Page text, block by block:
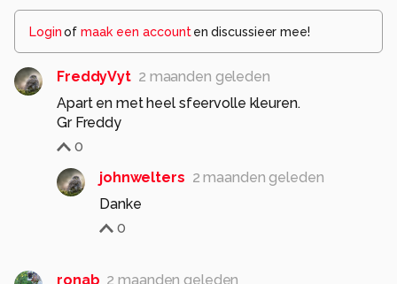
Loginof maak een account en discussieer mee!
FreddyVyt 2 maanden geleden
Apart en met heel sfeervolle kleuren.
Gr Freddy
0
johnwelters 2 maanden geleden
Danke
0
ronab 2 maanden geleden